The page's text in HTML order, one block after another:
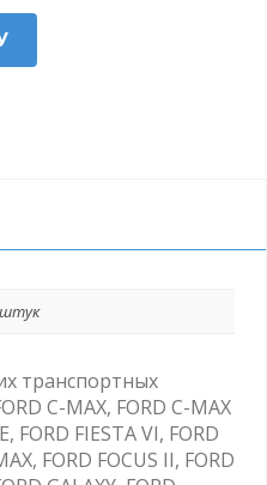
штук
транспортных
C-MAX, FORD C-MAX
FORD FIESTA VI, FORD
FORD FOCUS II, FORD